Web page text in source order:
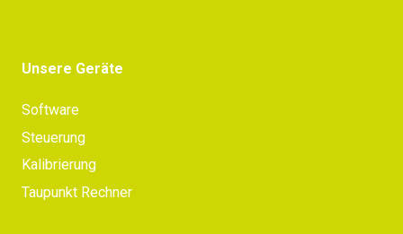
Unsere Geräte
Software
Steuerung
Kalibrierung
Taupunkt Rechner